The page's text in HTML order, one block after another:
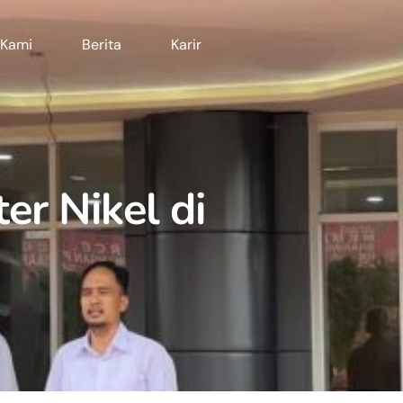
Berita Karir
Nikel di